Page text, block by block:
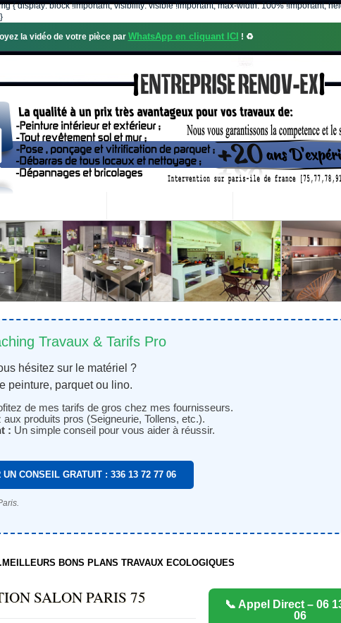
{ display: block !important; visibility: visible !important; max-width: 100% !important;
la vidéo de votre pièce par WhatsApp en cliquant ICI ! ♻️
Travaux & Tarifs Pro
hésitez sur le matériel ?
peinture, parquet ou lino.
de mes tarifs de gros chez mes fournisseurs.
aux produits pros (Seigneurie, Tollens, etc.).
: Un simple conseil pour vous aider à réussir.
UN CONSEIL GRATUIT : 336 13 72 77 06
BONS PLANS TRAVAUX ECOLOGIQUES
SALON PARIS 75
📞 Appel Direct – 06
06